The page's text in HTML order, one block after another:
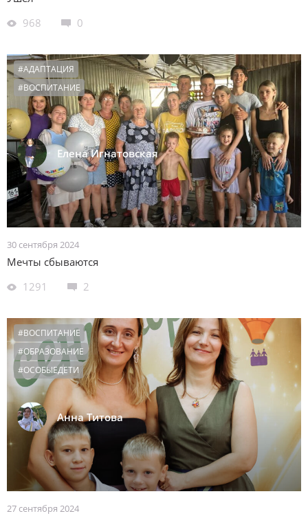
968
0
Елена Игнатовская
#АДАПТАЦИЯ
#ВОСПИТАНИЕ
30 сентября 2024
Мечты сбываются
1291
2
Анна Титова
#ВОСПИТАНИЕ
#ОБРАЗОВАНИЕ
#ОСОБЫЕДЕТИ
27 сентября 2024